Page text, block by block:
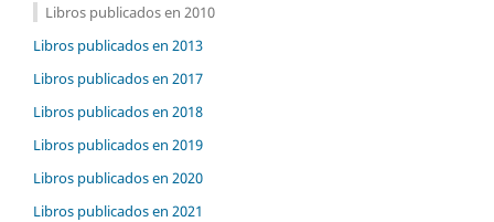
Libros publicados en 2010
Libros publicados en 2013
Libros publicados en 2017
Libros publicados en 2018
Libros publicados en 2019
Libros publicados en 2020
Libros publicados en 2021